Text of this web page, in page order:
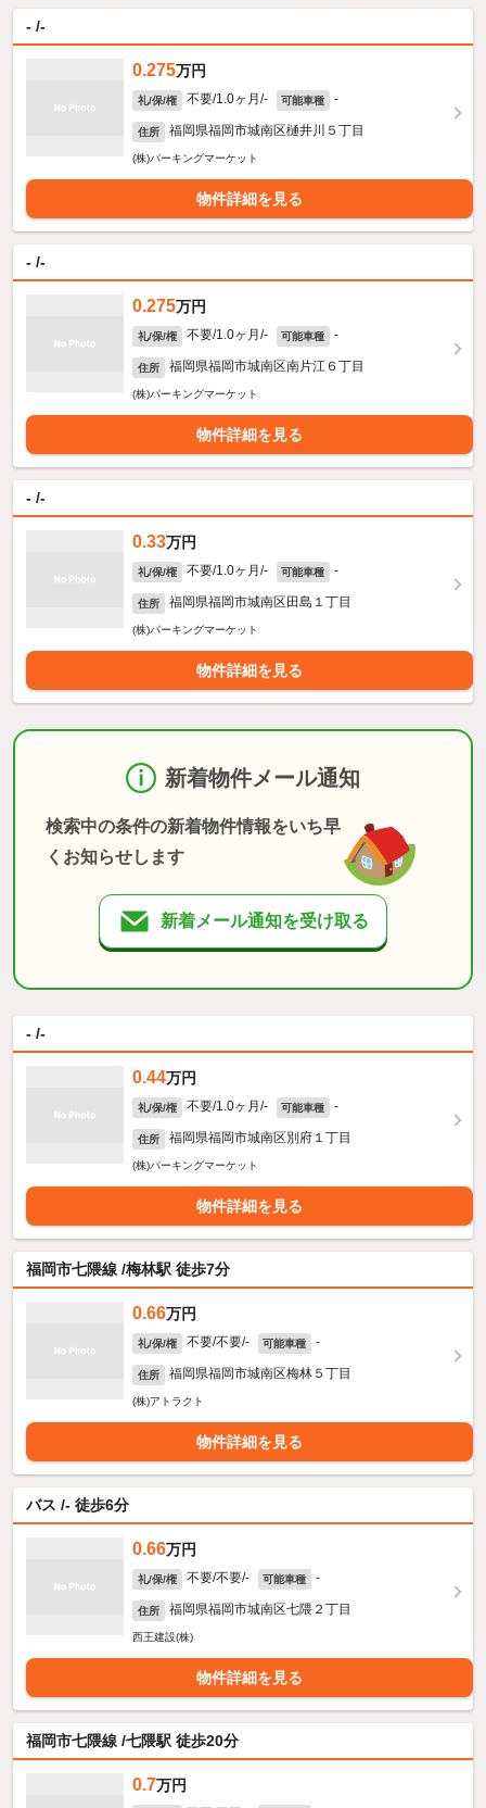
- /-
0.275万円
礼/保/権 不要/1.0ヶ月/- 可能車種 -
住所 福岡県福岡市城南区樋井川５丁目
(株)パーキングマーケット
物件詳細を見る
- /-
0.275万円
礼/保/権 不要/1.0ヶ月/- 可能車種 -
住所 福岡県福岡市城南区南片江６丁目
(株)パーキングマーケット
物件詳細を見る
- /-
0.33万円
礼/保/権 不要/1.0ヶ月/- 可能車種 -
住所 福岡県福岡市城南区田島１丁目
(株)パーキングマーケット
物件詳細を見る
新着物件メール通知
検索中の条件の新着物件情報をいち早
くお知らせします
新着メール通知を受け取る
- /-
0.44万円
礼/保/権 不要/1.0ヶ月/- 可能車種 -
住所 福岡県福岡市城南区別府１丁目
(株)パーキングマーケット
物件詳細を見る
福岡市七隈線 /梅林駅 徒歩7分
0.66万円
礼/保/権 不要/不要/- 可能車種 -
住所 福岡県福岡市城南区梅林５丁目
(株)アトラクト
物件詳細を見る
バス /- 徒歩6分
0.66万円
礼/保/権 不要/不要/- 可能車種 -
住所 福岡県福岡市城南区七隈２丁目
西王建設(株)
物件詳細を見る
福岡市七隈線 /七隈駅 徒歩20分
0.7万円